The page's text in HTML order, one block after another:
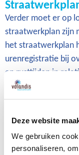
Deze website
We gebruiken
personaliseren,
Verder moet er op
straatwerkplan zijn
het straatwerkplan
urenregistratie bij
en rusttijden in
Zie hiervoor
publicatie CROW
Ga het
Het advies is dan
opdracht binnen